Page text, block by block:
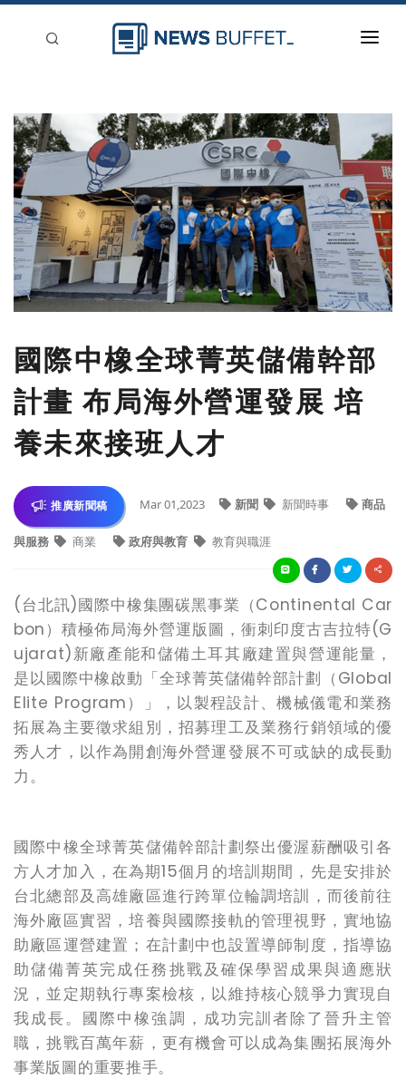
新聞稿分類
登入
刊登
國際中橡全球菁英儲備幹部
計畫 布局海外營運發展 培
養未來接班人才
推廣新聞稿 Mar 01,2023 新聞 新聞時事 商品
與服務 商業 政府與教育 教育與職涯
(台北訊)國際中橡集團碳黑事業（Continental Car
bon）積極佈局海外營運版圖，衝刺印度古吉拉特(G
ujarat)新廠產能和儲備土耳其廠建置與營運能量，
是以國際中橡啟動「全球菁英儲備幹部計劃（Global
Elite Program）」，以製程設計、機械儀電和業務
拓展為主要徵求組別，招募理工及業務行銷領域的優
秀人才，以作為開創海外營運發展不可或缺的成長動
力。
國際中橡全球菁英儲備幹部計劃祭出優渥薪酬吸引各
方人才加入，在為期15個月的培訓期間，先是安排於
台北總部及高雄廠區進行跨單位輪調培訓，而後前往
海外廠區實習，培養與國際接軌的管理視野，實地協
助廠區運營建置；在計劃中也設置導師制度，指導協
助儲備菁英完成任務挑戰及確保學習成果與適應狀
況，並定期執行專案檢核，以維持核心競爭力實現自
我成長。國際中橡強調，成功完訓者除了晉升主管
職，挑戰百萬年薪，更有機會可以成為集團拓展海外
事業版圖的重要推手。